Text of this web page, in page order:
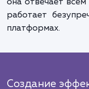
задаваемые
возможные
впечатление